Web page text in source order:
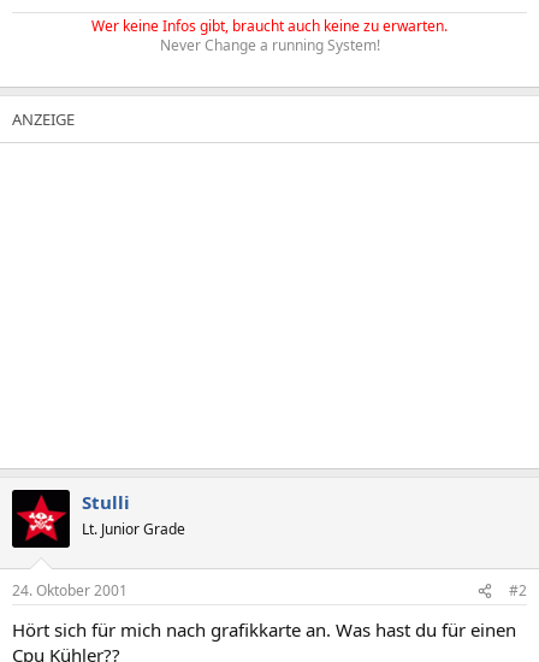
Wer keine Infos gibt, braucht auch keine zu erwarten.
Never Change a running System!
Stulli
Lt. Junior Grade
24. Oktober 2001 #2
Hört sich für mich nach grafikkarte an. Was hast du für einen
Cpu Kühler??